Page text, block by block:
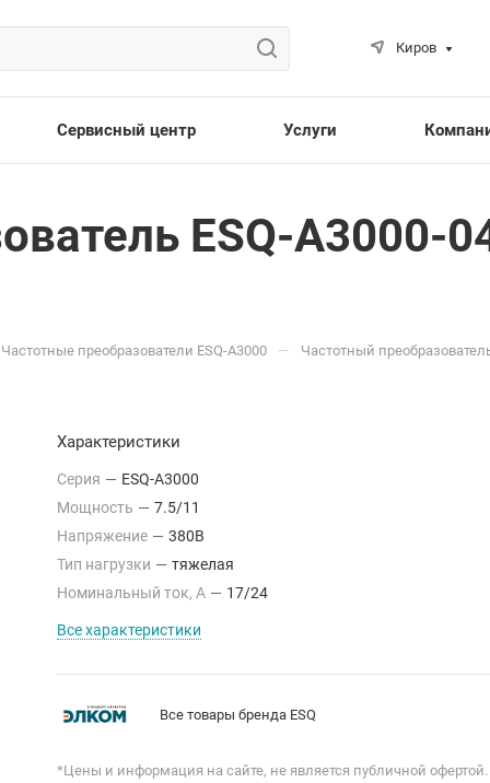
Киров
Сервисный центр Услуги
ESQ-A3000-
Частотные преобразователи ESQ-A3000 — Частотный
Характеристики
Серия — ESQ-A3000
Мощность — 7.5/11
Напряжение — 380В
Тип нагрузки — тяжелая
Номинальный ток, А — 17/24
Все характеристики
Все товары бренда ESQ
*Цены и информация на сайте, не является публичной офертой.